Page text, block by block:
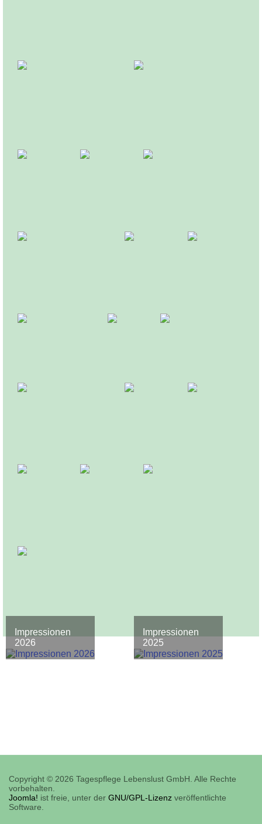
Impressionen
2026
Impressionen
2025
Copyright © 2026 Tagespflege Lebenslust GmbH. Alle Rechte
vorbehalten.
Joomla! ist freie, unter der GNU/GPL-Lizenz veröffentlichte
Software.